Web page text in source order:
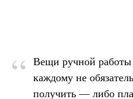
“
Вещи ручной
каждому не
получить — либо